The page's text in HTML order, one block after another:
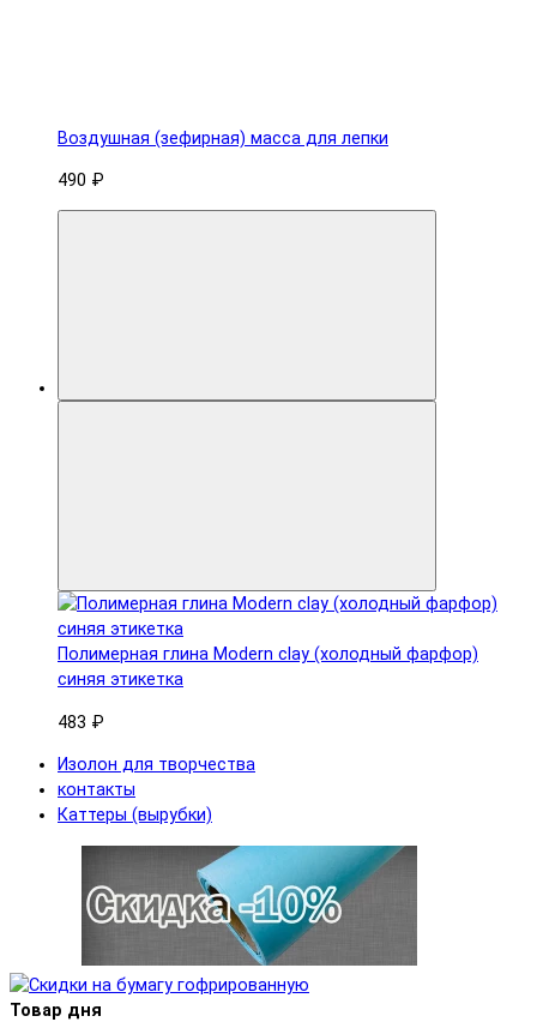
Воздушная (зефирная) масса для лепки
490 ₽
Полимерная глина Modern clay (холодный фарфор)
синяя этикетка
483 ₽
Изолон для творчества
контакты
Каттеры (вырубки)
Товар дня